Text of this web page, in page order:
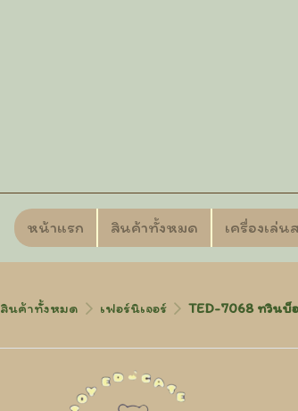
หน้าแรก สินค้าทั้งหมด เครื่องเล่น
สินค้าทั้งหมด เฟอร์นิเจอร์ TED-7068 ทวินบ็